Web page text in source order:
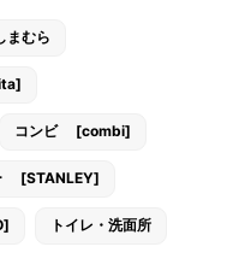
まむら
コンビ [combi]
[STANLEY]
トイレ・洗面所